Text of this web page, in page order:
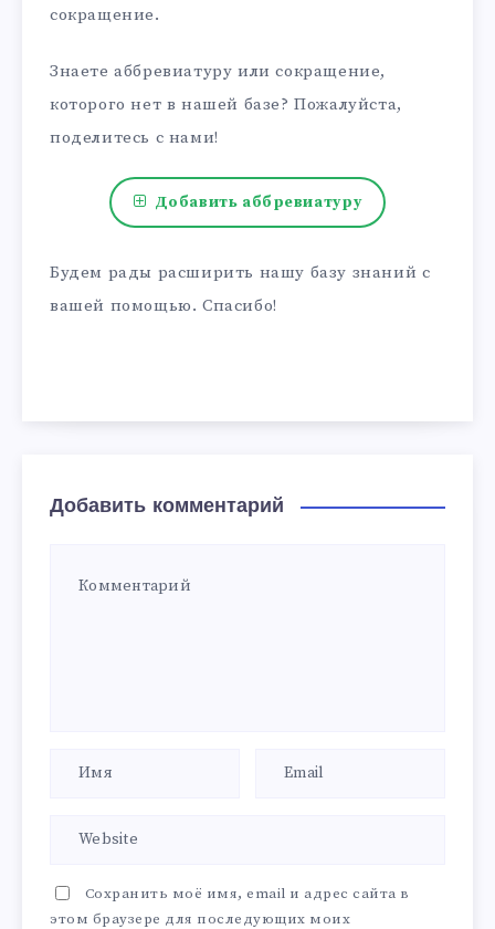
сокращение.
Знаете аббревиатуру или сокращение,
которого нет в нашей базе? Пожалуйста,
поделитесь с нами!
Добавить аббревиатуру
Будем рады расширить нашу базу знаний с
вашей помощью. Спасибо!
Добавить комментарий
Сохранить моё имя, email и адрес сайта в
этом браузере для последующих моих